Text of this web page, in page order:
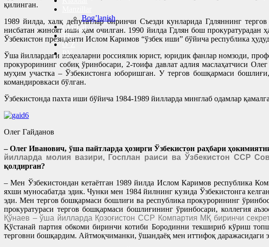
Bog’lanish
Cyr-Lat
TR
O’Z
РУ
қилинган.
1989 йилда, халқ депутатлар биринчи Съезди кунларида Гдляннинг
нисбатан жиноят иши ҳам очилган. 1990 йилда Гдлян бош
Ўзбекистон президенти Ислом Каримов “ўзбек иши” бўйича республика
Ўша йиллардаги воқеаларни россиялик юрист, юридик фанлар номзоди,
прокурорининг собиқ ўринбосари, 2-тоифа давлат адлия маслаҳатчиси
муҳим участка – Ўзбекистонга юборишган. У тергов бошқармаси
командировкаси бўлган.
Ўзбекистонда пахта иши бўйича 1984-1989 йилларда минглаб одамлар
Олег Гайданов
– Олег Иванович, ўша пайтларда ҳозирги Ўзбекистон раҳбари
йилларда молия вазири, Госплан раиси ва Ўзбекистон ССР
қолдирган?
– Мен Ўзбекистондан кетаётган 1989 йилда Ислом Каримов республика
яхши муносабатда эдик. Чунки мен 1984 йилнинг кузида Ўзбекистонга
эди. Мен тергов бошқармаси бошлиғи ва республика прокурорининг
прокуратураси тергов бошқармаси бошлиғининг ўринбосари, коллегия
Қўнаев – ўша йилларда Қозоғистон ССР Компартия МҚ биринчи
Қўстанай партия обкоми биринчи котиби Бородинни текшириб кўриш
терговни бошқардим. Айтмоқчиманки, ўшандаёқ мен иттифоқ даражасидаги